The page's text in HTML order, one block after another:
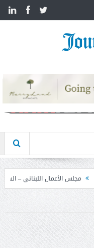
تابع نتائج زيارة دمشق وحدد